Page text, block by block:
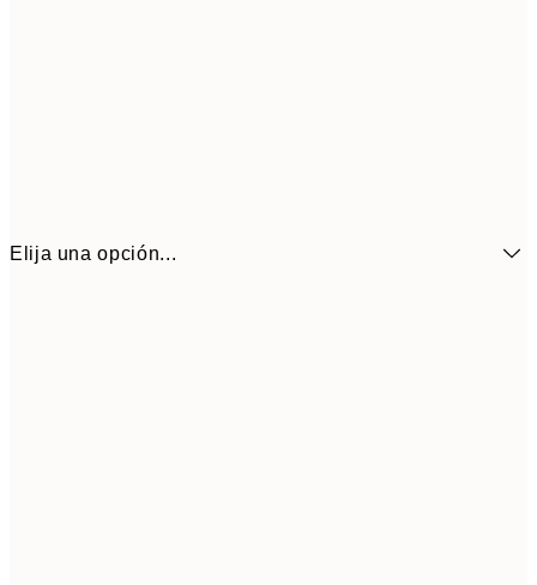
Elija una opción...